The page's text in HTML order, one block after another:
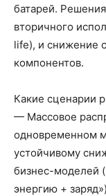
батарей.
вторичного
life), и снижение
компонентов.
Какие сценарии
— Массовое
одновременном
устойчивому
бизнес-моделей
энергию +